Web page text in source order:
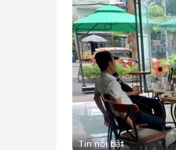
Tin nổi bật